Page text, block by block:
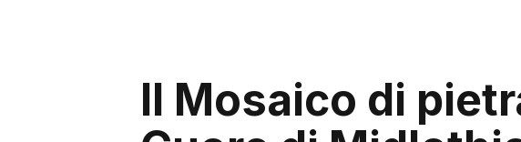
Il Mosaico di